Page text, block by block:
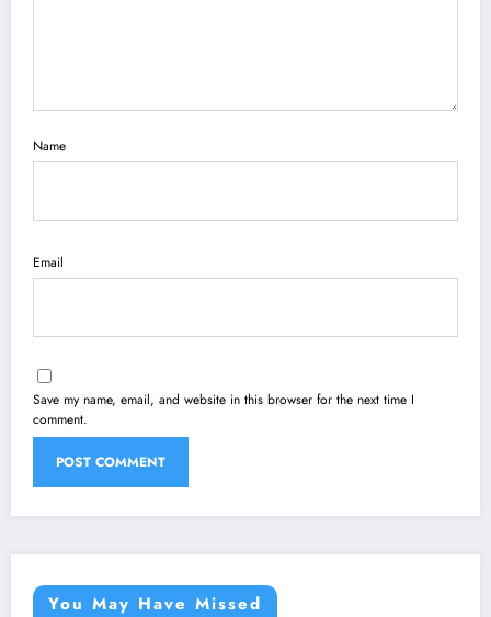
Name
Email
Save my name, email, and website in this browser for the next time I
comment.
You May Have Missed